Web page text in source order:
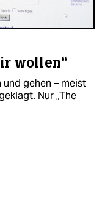
wollen“
gehen – meist
Nur „The